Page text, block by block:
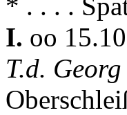
I. oo
T.d.